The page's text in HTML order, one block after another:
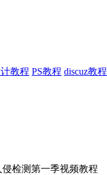
教程 PS教程 discuz教程
检测第一季视频教程